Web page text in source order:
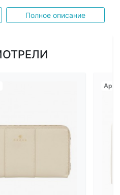
Полное описание
Арт.